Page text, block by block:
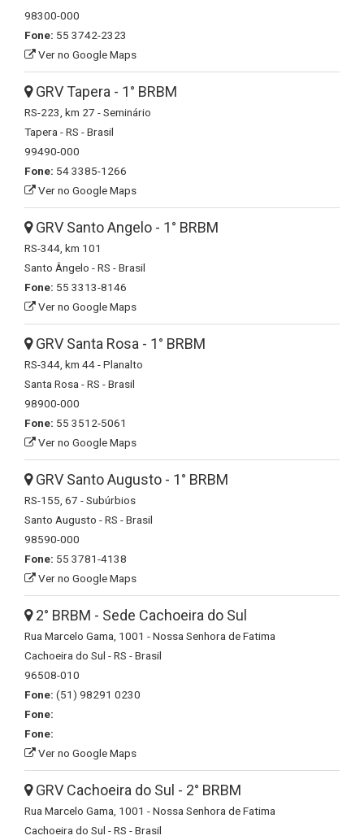
98300-000
Fone: 55 3742-2323
Ver no Google Maps
GRV Tapera - 1° BRBM
RS-223, km 27 - Seminário
Tapera - RS - Brasil
99490-000
Fone: 54 3385-1266
Ver no Google Maps
GRV Santo Angelo - 1° BRBM
RS-344, km 101
Santo Ângelo - RS - Brasil
Fone: 55 3313-8146
Ver no Google Maps
GRV Santa Rosa - 1° BRBM
RS-344, km 44 - Planalto
Santa Rosa - RS - Brasil
98900-000
Fone: 55 3512-5061
Ver no Google Maps
GRV Santo Augusto - 1° BRBM
RS-155, 67 - Subúrbios
Santo Augusto - RS - Brasil
98590-000
Fone: 55 3781-4138
Ver no Google Maps
2° BRBM - Sede Cachoeira do Sul
Rua Marcelo Gama, 1001 - Nossa Senhora de Fatima
Cachoeira do Sul - RS - Brasil
96508-010
Fone: (51) 98291 0230
Fone:
Fone:
Ver no Google Maps
GRV Cachoeira do Sul - 2° BRBM
Rua Marcelo Gama, 1001 - Nossa Senhora de Fatima
Cachoeira do Sul - RS - Brasil